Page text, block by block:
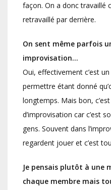
façon. On a donc travaillé
retravaillé par derrière.
On sent même parfois
improvisation…
Oui, effectivement c’est
permettre étant donné
longtemps. Mais bon,
d’improvisation car c’est
gens. Souvent dans
regardent jouer et c’est
Je pensais plutôt à une
chaque membre mais